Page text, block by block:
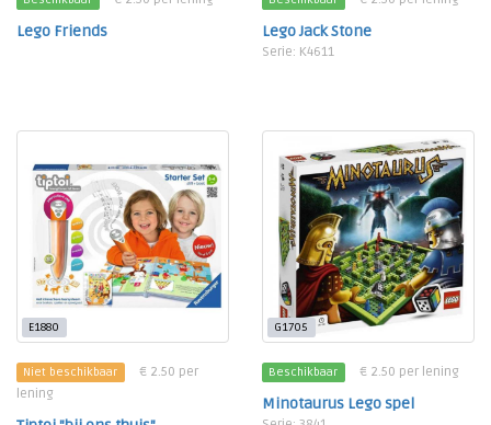
Lego Friends Lego Jack Stone
Serie: K4611
E1880
Niet beschikbaar
€ 2.50 per
lening
G1705
Beschikbaar € 2.50 per lening
Minotaurus Lego spel